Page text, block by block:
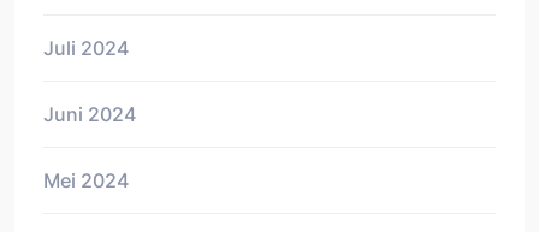
Juli 2024
Juni 2024
Mei 2024